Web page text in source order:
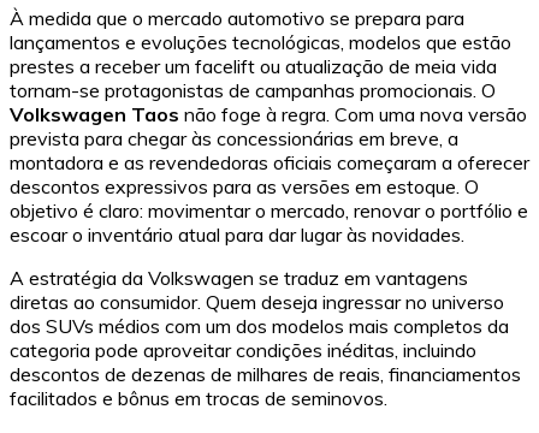
À medida que o mercado automotivo se prepara para
lançamentos e evoluções tecnológicas, modelos que estão
prestes a receber um facelift ou atualização de meia vida
tornam-se protagonistas de campanhas promocionais. O
Volkswagen Taos não foge à regra. Com uma nova versão
prevista para chegar às concessionárias em breve, a
montadora e as revendedoras oficiais começaram a oferecer
descontos expressivos para as versões em estoque. O
objetivo é claro: movimentar o mercado, renovar o portfólio e
escoar o inventário atual para dar lugar às novidades.
A estratégia da Volkswagen se traduz em vantagens
diretas ao consumidor. Quem deseja ingressar no universo
dos SUVs médios com um dos modelos mais completos da
categoria pode aproveitar condições inéditas, incluindo
descontos de dezenas de milhares de reais, financiamentos
facilitados e bônus em trocas de seminovos.